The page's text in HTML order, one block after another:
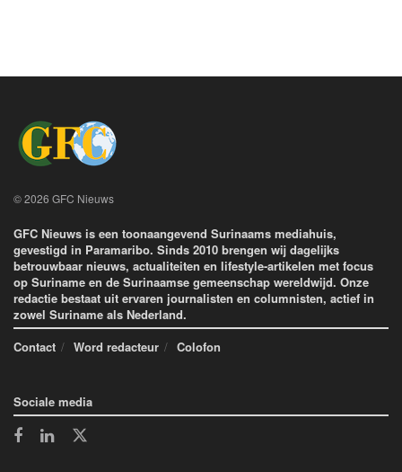
© 2026 GFC Nieuws
GFC Nieuws is een toonaangevend Surinaams mediahuis,
gevestigd in Paramaribo. Sinds 2010 brengen wij dagelijks
betrouwbaar nieuws, actualiteiten en lifestyle-artikelen met focus
op Suriname en de Surinaamse gemeenschap wereldwijd. Onze
redactie bestaat uit ervaren journalisten en columnisten, actief in
zowel Suriname als Nederland.
Contact
Word redacteur Colofon
Sociale media